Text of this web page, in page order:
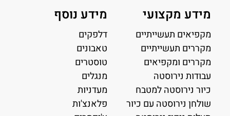
מידע מקצועי
מקפיאים תעשייתיים
מקררים תעשייתיים
מקררים ומקפיאים
עבודות נירוסטה
כיור נירוסטה למטבח
שולחן נירוסטה עם כיור
מידע נוסף
דלפקים
טאבונים
טוסטרים
מנגלים
מעדניות
פלאנצ'ות